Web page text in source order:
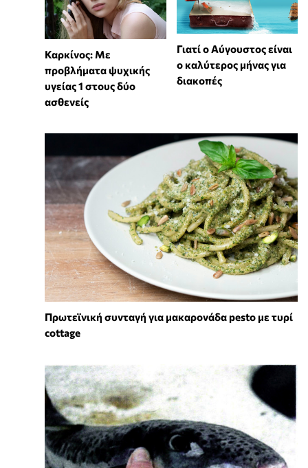
Καρκίνος: Με
προβλήματα ψυχικής
υγείας 1 στους δύο
ασθενείς
Γιατί ο Αύγουστος είναι
ο καλύτερος μήνας για
διακοπές
Πρωτεϊνική συνταγή για μακαρονάδα pesto με τυρί
cottage